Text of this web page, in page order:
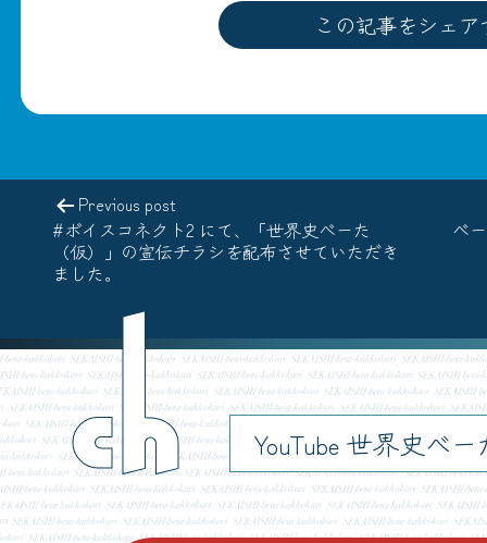
この記事をシェア
Previous post
#ボイスコネクト2 にて、「世界史べーた
（仮）」の宣伝チラシを配布させていただき
ました。
べ
YouTube 世界史べ
ch